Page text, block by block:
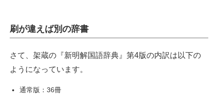
刷が違えば別の辞書
さて、架蔵の『新明解国語辞典』第4版の内訳は以下の
ようになっています。
通常版：36冊